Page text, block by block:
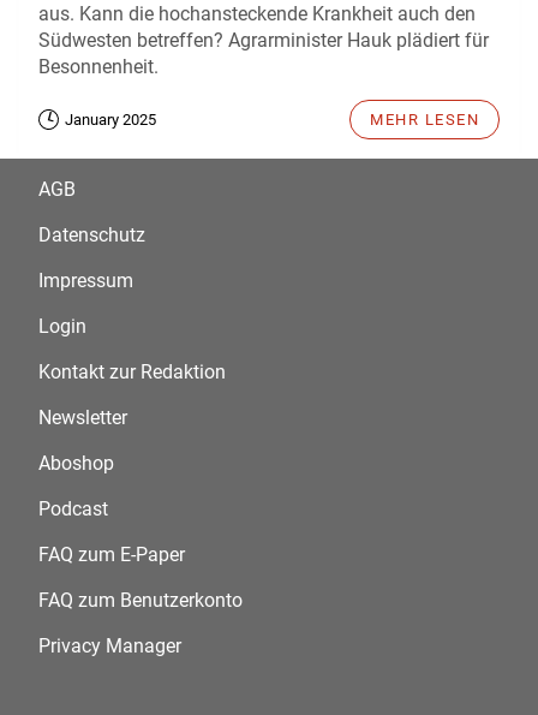
aus. Kann die hochansteckende Krankheit auch den
Südwesten betreffen? Agrarminister Hauk plädiert für
Besonnenheit.
January 2025 MEHR LESEN
AGB
Datenschutz
Impressum
Login
Kontakt zur Redaktion
Newsletter
Aboshop
Podcast
FAQ zum E-Paper
FAQ zum Benutzerkonto
Privacy Manager